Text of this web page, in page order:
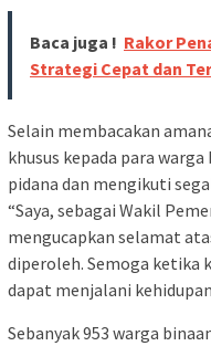
Baca juga ! Rakor
Strategi Cepat dan
Selain membacakan
khusus kepada para
pidana dan mengikuti
“Saya, sebagai Wakil
mengucapkan selamat
diperoleh. Semoga ketika
dapat menjalani
Sebanyak 953 warga